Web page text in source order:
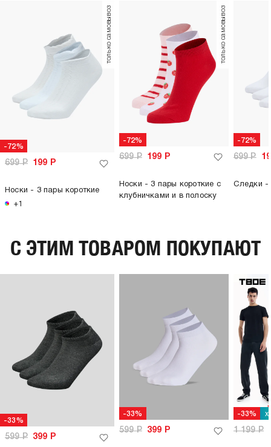
-72%
только самовывоз
699Р 199 Р
Носки - 3 пары короткие
+1
-72%
только самовывоз
699Р 199 Р
Носки - 3 пары короткие с
клубничками и в полоску
-72%
699Р
Следки -
C ЭТИМ ТОВАРОМ ПОКУПАЮТ
-33%
599Р 399 Р
-33%
599Р 399 Р
-33%
1 199Р